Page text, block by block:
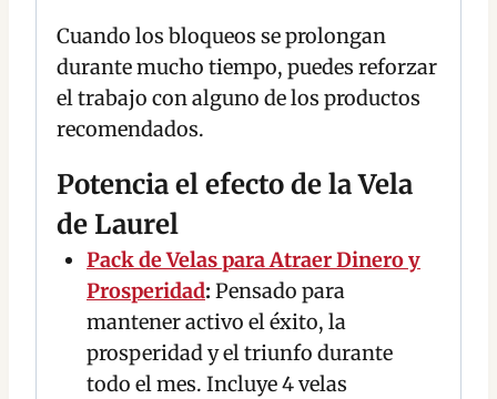
Cuando los bloqueos se prolongan
durante mucho tiempo, puedes reforzar
el trabajo con alguno de los productos
recomendados.
Potencia el efecto de la Vela
de Laurel
Pack de Velas para Atraer Dinero y
Prosperidad: Pensado para
mantener activo el éxito, la
prosperidad y el triunfo durante
todo el mes. Incluye 4 velas